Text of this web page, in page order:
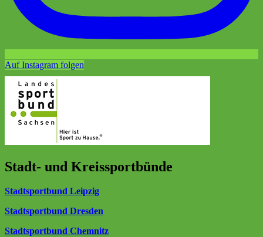
Auf Instagram folgen
Stadt- und Kreissportbünde
Stadtsportbund Leipzig
Stadtsportbund Dresden
Stadtsportbund Chemnitz